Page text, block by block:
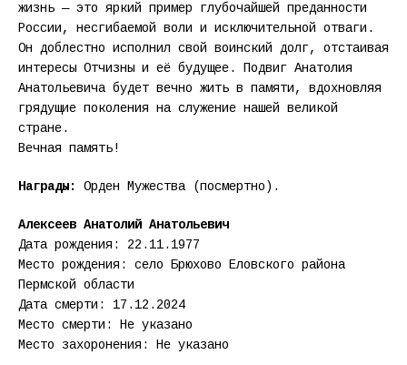
жизнь — это яркий пример глубочайшей преданности
России, несгибаемой воли и исключительной отваги.
Он доблестно исполнил свой воинский долг, отстаивая
интересы Отчизны и её будущее. Подвиг Анатолия
Анатольевича будет вечно жить в памяти, вдохновляя
грядущие поколения на служение нашей великой
стране.
Вечная память!
Награды: Орден Мужества (посмертно).
Алексеев Анатолий Анатольевич
Дата рождения: 22.11.1977
Место рождения: село Брюхово Еловского района
Пермской области
Дата смерти: 17.12.2024
Место смерти: Не указано
Место захоронения: Не указано